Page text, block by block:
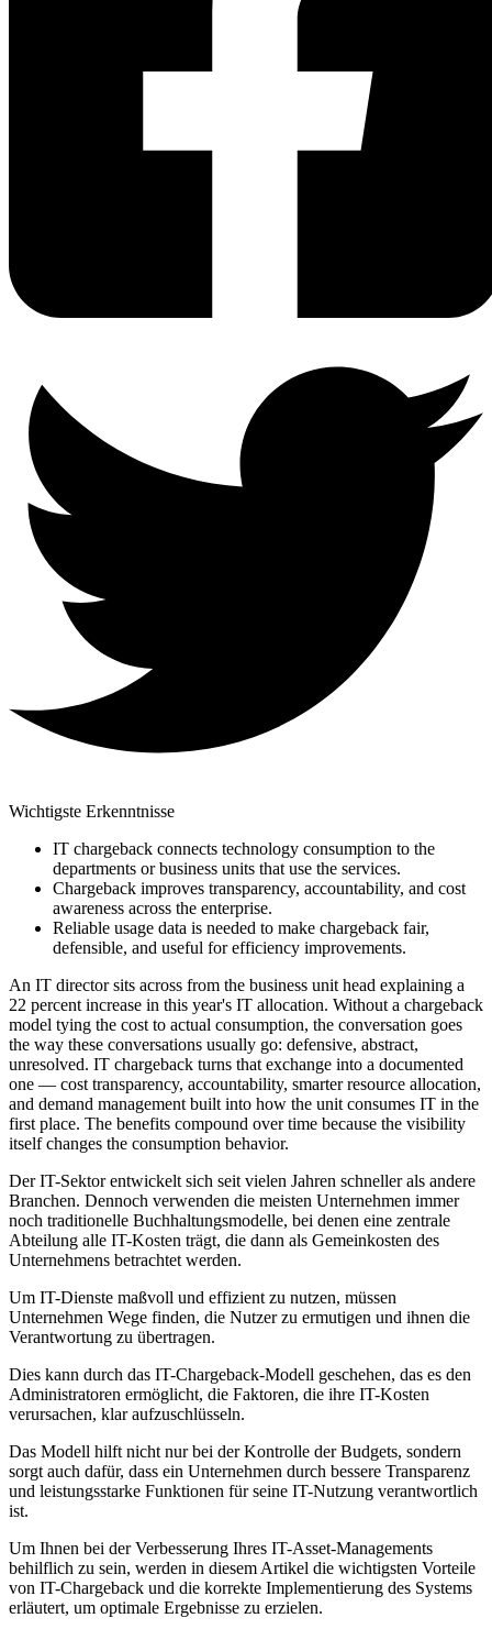
Wichtigste Erkenntnisse
IT chargeback connects technology consumption to the
departments or business units that use the services.
Chargeback improves transparency, accountability, and cost
awareness across the enterprise.
Reliable usage data is needed to make chargeback fair,
defensible, and useful for efficiency improvements.
An IT director sits across from the business unit head explaining a
22 percent increase in this year's IT allocation. Without a chargeback
model tying the cost to actual consumption, the conversation goes
the way these conversations usually go: defensive, abstract,
unresolved. IT chargeback turns that exchange into a documented
one — cost transparency, accountability, smarter resource allocation,
and demand management built into how the unit consumes IT in the
first place. The benefits compound over time because the visibility
itself changes the consumption behavior.
Der IT-Sektor entwickelt sich seit vielen Jahren schneller als andere
Branchen. Dennoch verwenden die meisten Unternehmen immer
noch traditionelle Buchhaltungsmodelle, bei denen eine zentrale
Abteilung alle IT-Kosten trägt, die dann als Gemeinkosten des
Unternehmens betrachtet werden.
Um IT-Dienste maßvoll und effizient zu nutzen, müssen
Unternehmen Wege finden, die Nutzer zu ermutigen und ihnen die
Verantwortung zu übertragen.
Dies kann durch das IT-Chargeback-Modell geschehen, das es den
Administratoren ermöglicht, die Faktoren, die ihre IT-Kosten
verursachen, klar aufzuschlüsseln.
Das Modell hilft nicht nur bei der Kontrolle der Budgets, sondern
sorgt auch dafür, dass ein Unternehmen durch bessere Transparenz
und leistungsstarke Funktionen für seine IT-Nutzung verantwortlich
ist.
Um Ihnen bei der Verbesserung Ihres IT-Asset-Managements
behilflich zu sein, werden in diesem Artikel die wichtigsten Vorteile
von IT-Chargeback und die korrekte Implementierung des Systems
erläutert, um optimale Ergebnisse zu erzielen.